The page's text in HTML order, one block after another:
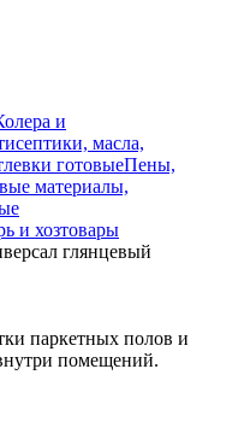
и
масла,
готовыеПены,
материалы,
и хозтовары
глянцевый
паркетных полов и
помещений.